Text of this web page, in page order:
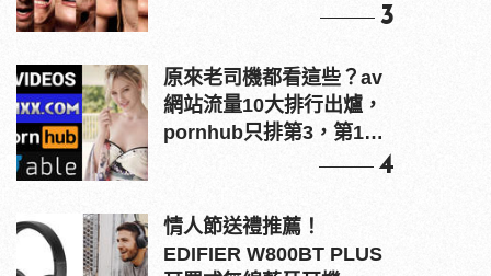
3
原來老司機都看這些？av
網站流量10大排行出爐，
pornhub只排第3，第1名
4
情人節送禮推薦！
EDIFIER W800BT PLUS